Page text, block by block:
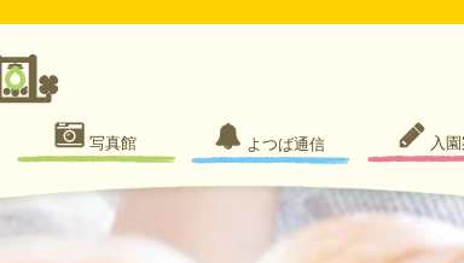
写真館 よつば通信 入